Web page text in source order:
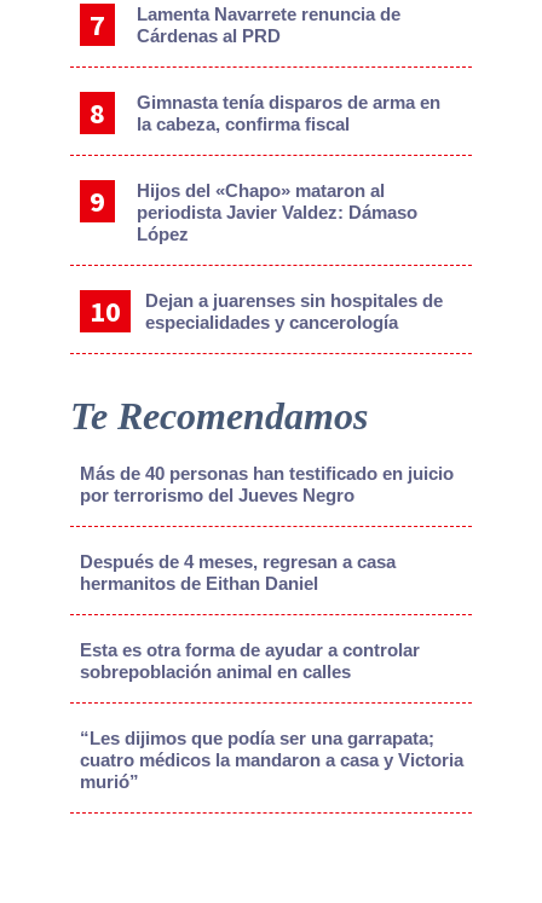
Lamenta Navarrete renuncia de
Cárdenas al PRD
Gimnasta tenía disparos de arma en
la cabeza, confirma fiscal
Hijos del «Chapo» mataron al
periodista Javier Valdez: Dámaso
López
Dejan a juarenses sin hospitales de
especialidades y cancerología
Te Recomendamos
Más de 40 personas han testificado en juicio
por terrorismo del Jueves Negro
Después de 4 meses, regresan a casa
hermanitos de Eithan Daniel
Esta es otra forma de ayudar a controlar
sobrepoblación animal en calles
“Les dijimos que podía ser una garrapata;
cuatro médicos la mandaron a casa y Victoria
murió”